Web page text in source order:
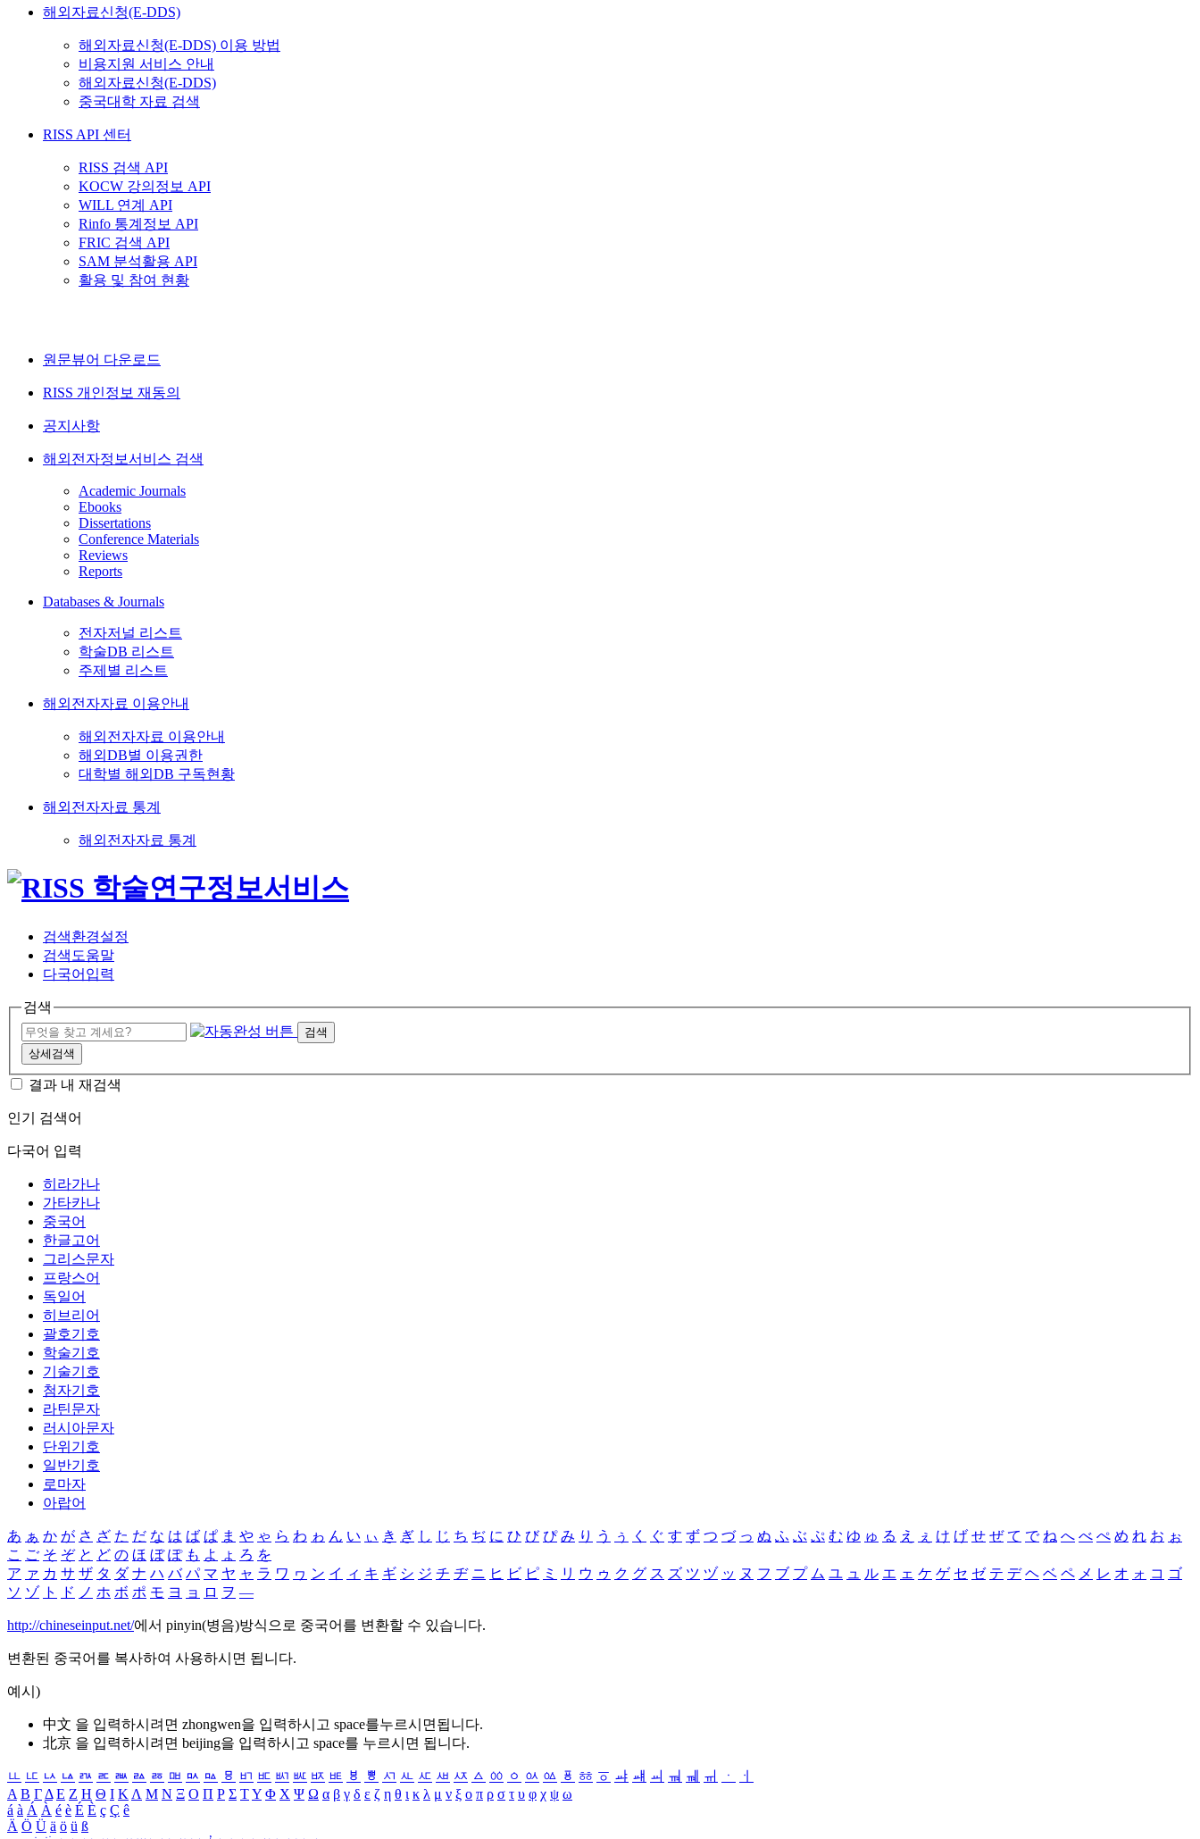
해외자료신청(E-DDS)
해외자료신청(E-DDS) 이용 방법
비용지원 서비스 안내
해외자료신청(E-DDS)
중국대학 자료 검색
RISS API 센터
RISS 검색 API
KOCW 강의정보 API
WILL 연계 API
Rinfo 통계정보 API
FRIC 검색 API
SAM 분석활용 API
활용 및 참여 현황
원문뷰어 다운로드
RISS 개인정보 재동의
공지사항
해외전자정보서비스 검색
Academic Journals
Ebooks
Dissertations
Conference Materials
Reviews
Reports
Databases & Journals
전자저널 리스트
학술DB 리스트
주제별 리스트
해외전자자료 이용안내
해외전자자료 이용안내
해외DB별 이용권한
대학별 해외DB 구독현황
해외전자자료 통계
해외전자자료 통계
검색환경설정
검색도움말
다국어입력
검색
검색
상세검색
결과 내 재검색
인기 검색어
다국어 입력
히라가나
가타카나
중국어
한글고어
그리스문자
프랑스어
독일어
히브리어
괄호기호
학술기호
기술기호
첨자기호
라틴문자
러시아문자
단위기호
일반기호
로마자
아랍어
あ ぁ か が さ ざ た だ な は ば ぱ ま や ゃ ら わ ゎ ん い ぃ き ぎ し じ ち ぢ に ひ び ぴ み り う ぅ く ぐ す ず つ づ っ ぬ ふ ぶ ぷ む ゆ ゅ る え ぇ け げ せ ぜ て で ね へ べ ぺ め れ お ぉ
こ ご そ ぞ と ど の ほ ぼ ぽ も よ ょ ろ を
ア ァ カ サ ザ タ ダ ナ ハ バ パ マ ヤ ャ ラ ワ ヮ ン イ ィ キ ギ シ ジ チ ヂ ニ ヒ ビ ピ ミ リ ウ ゥ ク グ ス ズ ツ ヅ ッ ヌ フ ブ プ ム ユ ュ ル エ ェ ケ ゲ セ ゼ テ デ ヘ ベ ペ メ レ オ ォ コ ゴ
ソ ゾ ト ド ノ ホ ボ ポ モ ヨ ョ ロ ヲ ―
http://chineseinput.net/에서 pinyin(병음)방식으로 중국어를 변환할 수 있습니다.
변환된 중국어를 복사하여 사용하시면 됩니다.
예시)
中文 을 입력하시려면 zhongwen을 입력하시고 space를누르시면됩니다.
北京 을 입력하시려면 beijing을 입력하시고 space를 누르시면 됩니다.
ㅥ ㅦ ㅧ ㅨ ㅩ ㅪ ㅫ ㅬ ㅭ ㅮ ㅯ ㅰ ㅱ ㅲ ㅳ ㅴ ㅵ ㅶ ㅷ ㅸ ㅹ ㅺ ㅻ ㅼ ㅽ ㅾ ㅿ ㆀ ㆁ ㆂ ㆃ ㆄ ㆅ ㆆ ㆇ ㆈ ㆉ ㆊ ㆋ ㆌ ㆍ
ㆎ
Α Β ΓΔ Ε Ζ Η Θ Ι ΚΛ Μ Ν Ξ Ο Π Ρ Σ ΤΥ Φ Χ Ψ Ω α β γ δ ε ζ η θ ι κ λ μ ν ξ ο π ρ σ τ υ φ χ ψ ω
á à Á À é è É È ç Ç ê
Ä Ö Ü ä ö ü ß